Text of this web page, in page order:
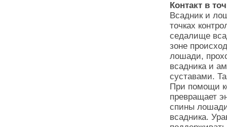
Контакт в
Всадник и
точках
седалище
зоне
лошади,
всадника и
суставами.
При помощи
превращает
спины
всадника.